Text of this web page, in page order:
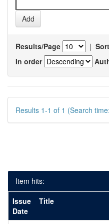
Results/Page |
In order
Results 1-1 of 1 (Search
Item hits:
Issue
Date
Title